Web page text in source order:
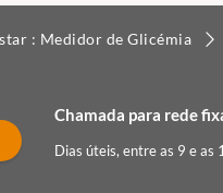
: Medidor de Glicémia
Chamada para rede
Dias úteis, entre as 9 e as